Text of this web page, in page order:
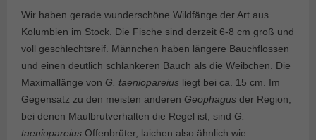
Wir haben gerade wunderschöne Wildfänge der Art aus
Kolumbien im Stock. Die Fische sind derzeit 6-8 cm groß und
voll geschlechtsreif. Männchen haben längere Bauchflossen
und einen deutlich schlankeren Bauch als die Weibchen. Die
Maximallänge von G. taeniopareius liegt bei ca. 15 cm. Im
Gegensatz zu den meisten anderen Geophagus der Region,
bei denen Maulbrutverhalten die Regel ist, sind G.
taeniopareius Offenbrüter, laichen also ähnlich wie